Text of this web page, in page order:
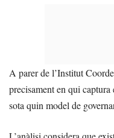
A parer de l’Institut
precisament en qui
sota quin model de